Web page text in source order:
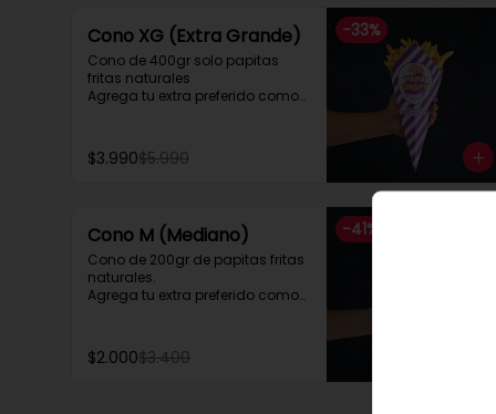
-33%
Cono XG (Extra Grande)
Cono de 400gr solo papitas
fritas naturales
Agrega tu extra preferido como
y mucho mas....
$3.990$5.990
-41%
Cono M (Mediano)
Cono de 200gr de papitas fritas
naturales.
Agrega tu extra preferido como
y mucho mas....
$2.000$3.400